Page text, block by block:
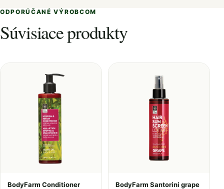
ODPORÚČANÉ VÝROBCOM
Súvisiace produkty
BodyFarm Conditioner
BodyFarm Santorini grape